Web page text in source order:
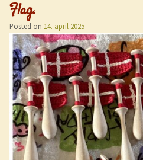
Flag.
Posted on 14. april 2025